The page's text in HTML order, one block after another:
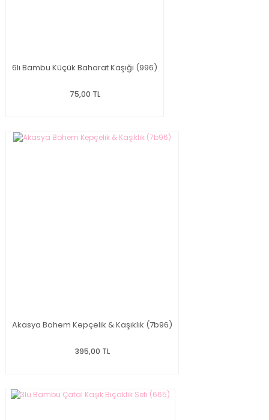
6lı Bambu Küçük Baharat Kaşığı (996)
75,00 TL
Akasya Bohem Kepçelik & Kaşıklık (7b96)
395,00 TL